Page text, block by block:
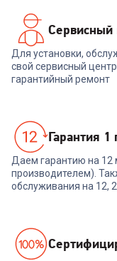
Сервисный
Для установки,
свой сервисный
гарантийный ремонт
Гарантия 1
Даем гарантию на 12
производителем).
обслуживания на 12,